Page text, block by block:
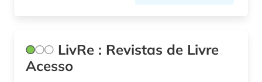
industrie (1)
LivRe : Revistas de Livre
Acesso